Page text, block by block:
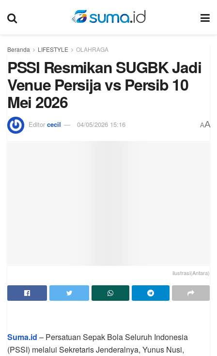
Beranda LIFESTYLE OLAHRAGA
PSSI Resmikan SUGBK Jadi
Venue Persija vs Persib 10
Mei 2026
Editor cecil 04/05/2026 15:16 AA
ilustrasi(Antara)
Suma.id – Persatuan Sepak Bola Seluruh Indonesia
(PSSI) melalui Sekretaris Jenderalnya, Yunus Nusi,